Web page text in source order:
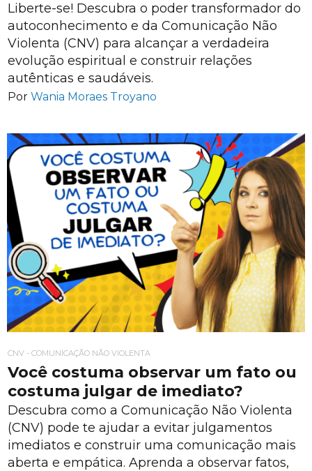
Liberte-se! Descubra o poder transformador do
autoconhecimento e da Comunicação Não
Violenta (CNV) para alcançar a verdadeira
evolução espiritual e construir relações
autênticas e saudáveis.
Por Wania Moraes Troyano
CNV - COMUNICAÇÃO NÃO VIOLENTA
Você costuma observar um fato ou
costuma julgar de imediato?
Descubra como a Comunicação Não Violenta
(CNV) pode te ajudar a evitar julgamentos
imediatos e construir uma comunicação mais
aberta e empática. Aprenda a observar fatos,